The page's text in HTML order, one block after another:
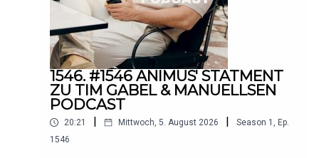
Anfragen: deranimuspodcast@gmail.com
1546. #1546 ANIMUS' STATMENT
ZU TIM GABEL & MANUELLSEN
PODCAST
20:21 Mittwoch, 5. August 2026 Season 1 , Ep.
1546